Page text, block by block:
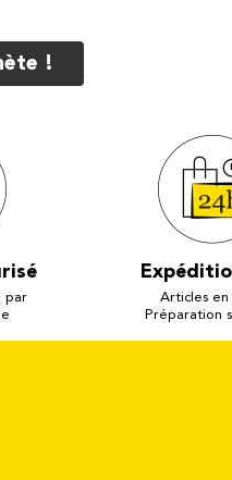
!
par
Articles en
Préparation